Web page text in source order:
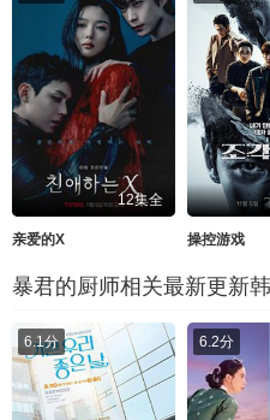
12集全
亲爱的X 操控游戏
暴君的厨师相关最新更新
6.1分 6.2分